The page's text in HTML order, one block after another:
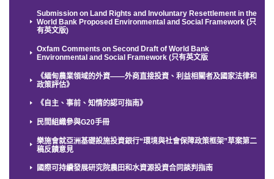
Submission on Land Rights and Involuntary Resettlement in the
World Bank Proposed Environmental and Social Framework (只
有英文版)
Oxfam Comments on Second Draft of World Bank
Environmental and Social Framework (只有英文版
《緬甸農業領域的外資——外商直接投資、利益相關者及國家法律和
政策評估》
《自主、事前、知情的認可指南》
民間組織參與G20手冊
樂施會就亞洲基礎設施投資銀行“環境與社會保障政策框架”草案第二
稿反饋意見
國際可持續發展研究院農田和水資源投資合同談判指南